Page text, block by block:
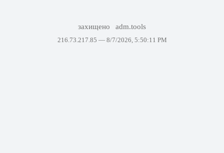
захищено adm.tools
216.73.217.85 — 8/7/2026, 5:50:11 PM